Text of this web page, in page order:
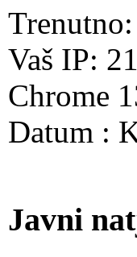
Vaš IP:
Chrome
Datum :
Javni